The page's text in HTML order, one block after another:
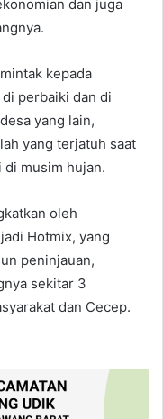
dan juga
kepada
perbaiki dan di
yang lain,
yang terjatuh saat
di musim hujan.
oleh
Hotmix, yang
peninjauan,
sekitar 3
dan Cecep.